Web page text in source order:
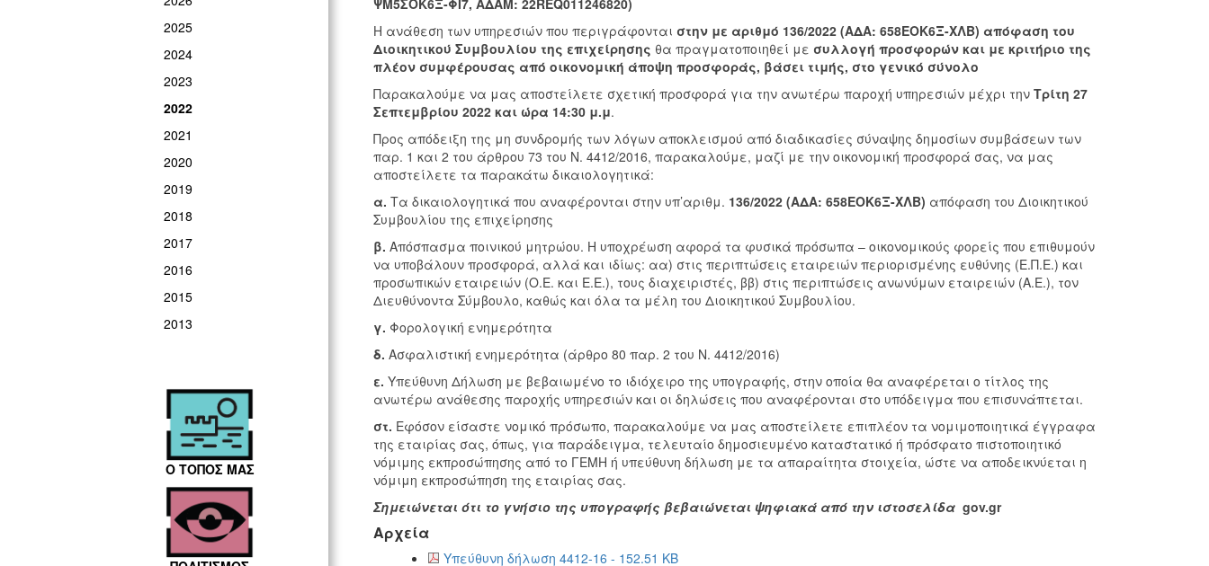
2025
2024
2023
2022
2021
2020
2019
2018
2017
2016
2015
2013
Ο ΤΟΠΟΣ ΜΑΣ
ΨΜ5ΣΟΚ6Ξ-ΦΙ7, ΑΔΑΜ: 22REQ011246820)
Η ανάθεση των υπηρεσιών που περιγράφονται στην με αριθμό 136/2022 (ΑΔΑ: 658ΕΟΚ6Ξ-ΧΛΒ) απόφαση του
Διοικητικού Συμβουλίου της επιχείρησης θα πραγματοποιηθεί με συλλογή προσφορών και με κριτήριο της
πλέον συμφέρουσας από οικονομική άποψη προσφοράς, βάσει τιμής, στο γενικό σύνολο
Παρακαλούμε να μας αποστείλετε σχετική προσφορά για την ανωτέρω παροχή υπηρεσιών μέχρι την Τρίτη 27
Σεπτεμβρίου 2022 και ώρα 14:30 μ.μ.
Προς απόδειξη της μη συνδρομής των λόγων αποκλεισμού από διαδικασίες σύναψης δημοσίων συμβάσεων των
παρ. 1 και 2 του άρθρου 73 του Ν. 4412/2016, παρακαλούμε, μαζί με την οικονομική προσφορά σας, να μας
αποστείλετε τα παρακάτω δικαιολογητικά:
α. Τα δικαιολογητικά που αναφέρονται στην υπ’αριθμ. 136/2022 (ΑΔΑ: 658ΕΟΚ6Ξ-ΧΛΒ) απόφαση του Διοικητικού
Συμβουλίου της επιχείρησης
β. Απόσπασμα ποινικού μητρώου. Η υποχρέωση αφορά τα φυσικά πρόσωπα – οικονομικούς φορείς που επιθυμούν
να υποβάλουν προσφορά, αλλά και ιδίως: αα) στις περιπτώσεις εταιρειών περιορισμένης ευθύνης (Ε.Π.Ε.) και
προσωπικών εταιρειών (Ο.Ε. και Ε.Ε.), τους διαχειριστές, ββ) στις περιπτώσεις ανωνύμων εταιρειών (Α.Ε.), τον
Διευθύνοντα Σύμβουλο, καθώς και όλα τα μέλη του Διοικητικού Συμβουλίου.
γ. Φορολογική ενημερότητα
δ. Ασφαλιστική ενημερότητα (άρθρο 80 παρ. 2 του Ν. 4412/2016)
ε. Υπεύθυνη Δήλωση με βεβαιωμένο το ιδιόχειρο της υπογραφής, στην οποία θα αναφέρεται ο τίτλος της
ανωτέρω ανάθεσης παροχής υπηρεσιών και οι δηλώσεις που αναφέρονται στο υπόδειγμα που επισυνάπτεται.
στ. Εφόσον είσαστε νομικό πρόσωπο, παρακαλούμε να μας αποστείλετε επιπλέον τα νομιμοποιητικά έγγραφα
της εταιρίας σας, όπως, για παράδειγμα, τελευταίο δημοσιευμένο καταστατικό ή πρόσφατο πιστοποιητικό
νόμιμης εκπροσώπησης από το ΓΕΜΗ ή υπεύθυνη δήλωση με τα απαραίτητα στοιχεία, ώστε να αποδεικνύεται η
νόμιμη εκπροσώπηση της εταιρίας σας.
Σημειώνεται ότι το γνήσιο της υπογραφής βεβαιώνεται ψηφιακά από την ιστοσελίδα gov.gr
Αρχεία
Υπεύθυνη δήλωση 4412-16 - 152.51 KB